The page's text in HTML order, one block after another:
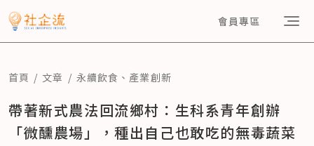
會員專區
首頁 文章 永續飲食 、 產業創新
帶著新式農法回流鄉村：生科系青年創辦
「微醺農場」，種出自己也敢吃的無毒蔬菜